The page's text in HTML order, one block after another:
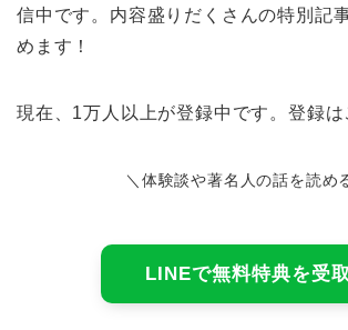
信中です。内容盛りだくさんの特別記
めます！
現在、1万人以上が登録中です。登録は
＼体験談や著名人の話を読め
LINEで無料特典を受取